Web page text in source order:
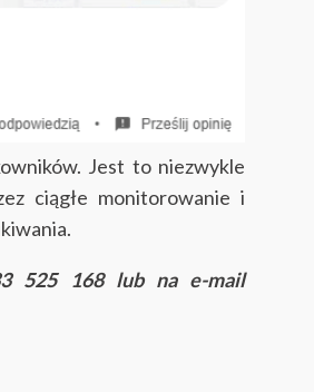
Jest to niezwykle
ciągłe monitorowanie i
525 168 lub na e-mail